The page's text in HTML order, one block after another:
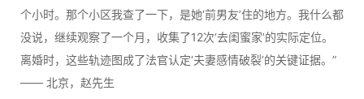
个小时。那个小区我查了一下，是她‘前男友’住的地方。我什么都
没说，继续观察了一个月，收集了12次‘去闺蜜家’的实际定位。
离婚时，这些轨迹图成了法官认定‘夫妻感情破裂’的关键证据。”
—— 北京，赵先生